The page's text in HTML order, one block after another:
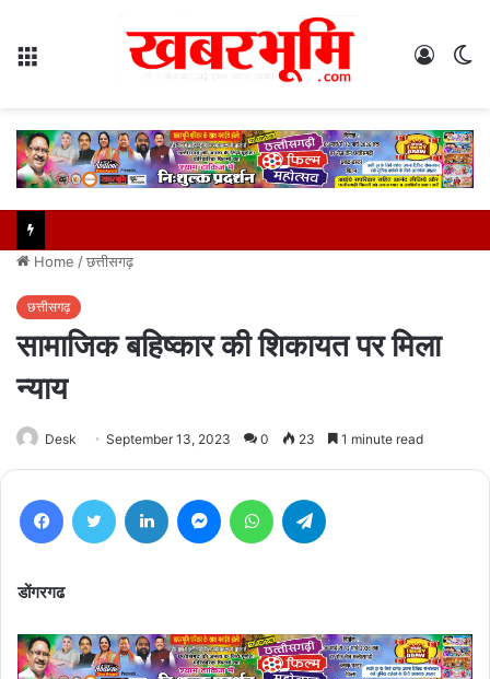
Log
Home /छत्तीसगढ़
छत्तीसगढ़
सामाजिक बहिष्कार की शिकायत पर मिला
न्याय
Desk September 13, 2023 0 23 1 minute read
FacebookTwitter LinkedIn MessengerWhatsApp
डोंगरगढ